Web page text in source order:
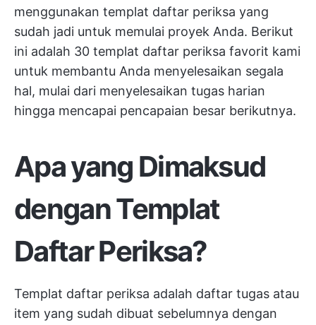
menggunakan templat daftar periksa yang
sudah jadi untuk memulai proyek Anda. Berikut
ini adalah 30 templat daftar periksa favorit kami
untuk membantu Anda menyelesaikan segala
hal, mulai dari menyelesaikan tugas harian
hingga mencapai pencapaian besar berikutnya.
Apa yang Dimaksud
dengan Templat
Daftar Periksa?
Templat daftar periksa adalah daftar tugas atau
item yang sudah dibuat sebelumnya dengan